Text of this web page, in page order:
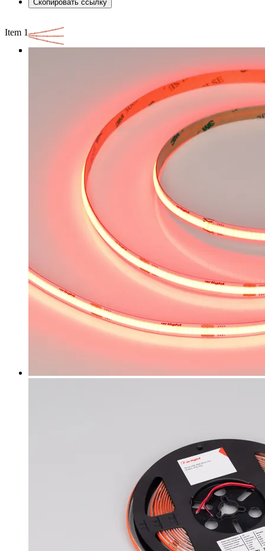
Скопировать ссылку
Item 1 of 3